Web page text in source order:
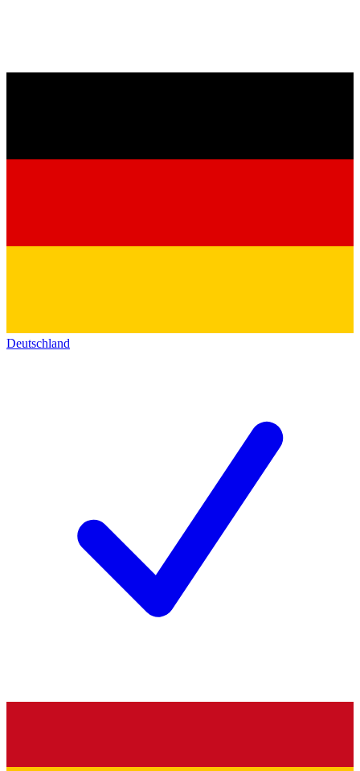
Deutschland